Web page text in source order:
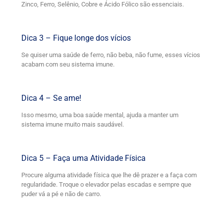
Zinco, Ferro, Selênio, Cobre e Ácido Fólico são essenciais.
Dica 3 – Fique longe dos vícios
Se quiser uma saúde de ferro, não beba, não fume, esses vícios
acabam com seu sistema imune.
Dica 4 – Se ame!
Isso mesmo, uma boa saúde mental, ajuda a manter um
sistema imune muito mais saudável.
Dica 5 – Faça uma Atividade Física
Procure alguma atividade física que lhe dê prazer e a faça com
regularidade. Troque o elevador pelas escadas e sempre que
puder vá a pé e não de carro.